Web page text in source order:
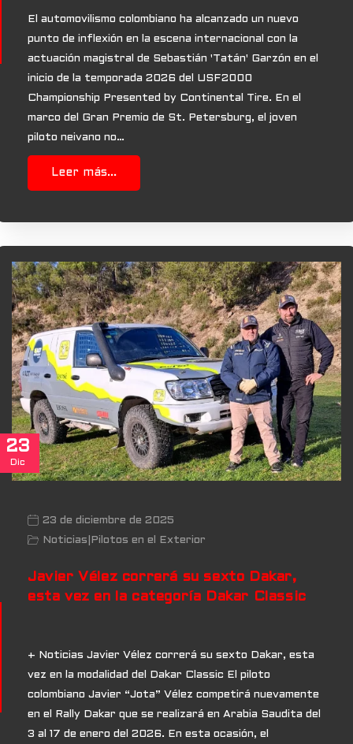
El automovilismo colombiano ha alcanzado un nuevo
punto de inflexión en la escena internacional con la
actuación magistral de Sebastián 'Tatán' Garzón en el
inicio de la temporada 2026 del USF2000
Championship Presented by Continental Tire. En el
marco del Gran Premio de St. Petersburg, el joven
piloto neivano no…
Leer más...
23
Dic
23 de diciembre de 2025
Noticias
Pilotos en el Exterior
Javier Vélez correrá su sexto Dakar,
esta vez en la categoría Dakar Classic
+ Noticias Javier Vélez correrá su sexto Dakar, esta
vez en la modalidad del Dakar Classic El piloto
colombiano Javier “Jota” Vélez competirá nuevamente
en el Rally Dakar que se realizará en Arabia Saudita del
3 al 17 de enero del 2026. En esta ocasión, el